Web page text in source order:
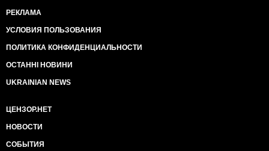
РЕКЛАМА
УСЛОВИЯ ПОЛЬЗОВАНИЯ
ПОЛИТИКА КОНФИДЕНЦИАЛЬНОСТИ
ОСТАННІ НОВИНИ
UKRAINIAN NEWS
ЦЕНЗОР.НЕТ
НОВОСТИ
СОБЫТИЯ